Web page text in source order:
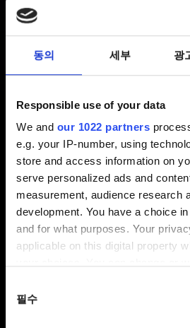
동의 세부 광
Responsible use of your data
We and our 1022 partners
e.g. your IP-number, using
store and access information on
serve personalized ads and
measurement, audience research
development. You have a choice
and for what purposes. Your
applicable on this digital property
the Privacy trigger icon.
선택
필수
최신 5 년 전 갱신 4 개월 전
각 유형별로 최대 슬롯이 할당되어
사용할 수 있는 저장 파일의 개수
자동 저장 20개
빠른 저장 10개
수동 저장 20개
돌아갈 수 없는 길 및 게임 완료 저